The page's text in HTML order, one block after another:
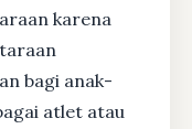
karena
bagi anak-
atlet atau